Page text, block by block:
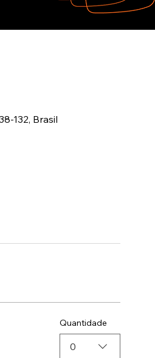
132, Brasil
Quantidade
0